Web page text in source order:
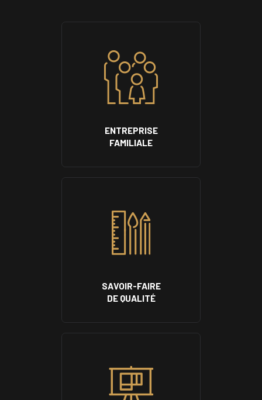
ENTREPRISE
FAMILIALE
SAVOIR-FAIRE
DE QUALITÉ